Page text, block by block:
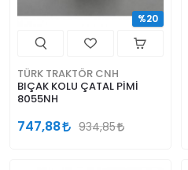
TÜRK TRAKTÖR CNH
BIÇAK KOLU ÇATAL PİMİ
8055NH
747,88 934,85
%20